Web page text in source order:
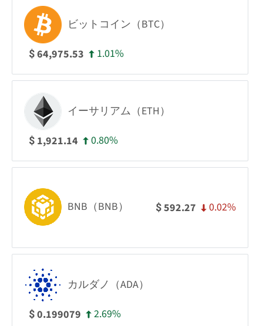
ビットコイン（BTC）
$64,975.53 1.01%
イーサリアム（ETH）
$ 1,921.14 0.80%
BNB（BNB） $592.27 0.02%
カルダノ（ADA）
$0.199079 2.69%